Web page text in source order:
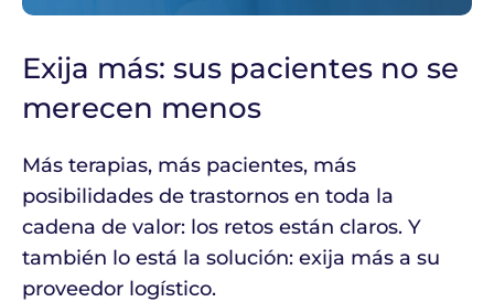
Exija más: sus pacientes no se
merecen menos
Más terapias, más pacientes, más
posibilidades de trastornos en toda la
cadena de valor: los retos están claros. Y
también lo está la solución: exija más a su
proveedor logístico.